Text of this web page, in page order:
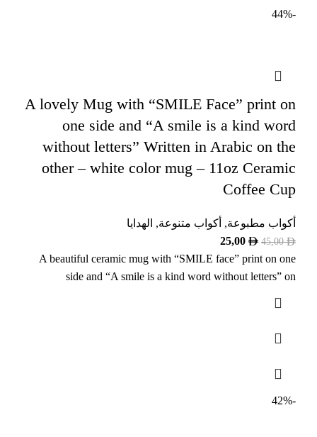
-44%
A lovely Mug with “SMILE Face” print on
one side and “A smile is a kind word
without letters” Written in Arabic on the
other – white color mug – 11oz Ceramic
Coffee Cup
أكواب مطبوعة, أكواب متنوعة, الهدايا
45,00
25,00
A beautiful ceramic mug with “SMILE face” print on one
side and “A smile is a kind word without letters” on
-42%